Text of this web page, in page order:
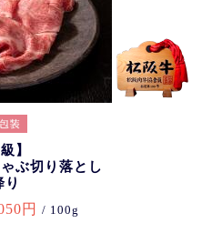
】
ぶ切り落とし
り
円 / 100g